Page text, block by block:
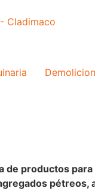
de productos
pétreos,